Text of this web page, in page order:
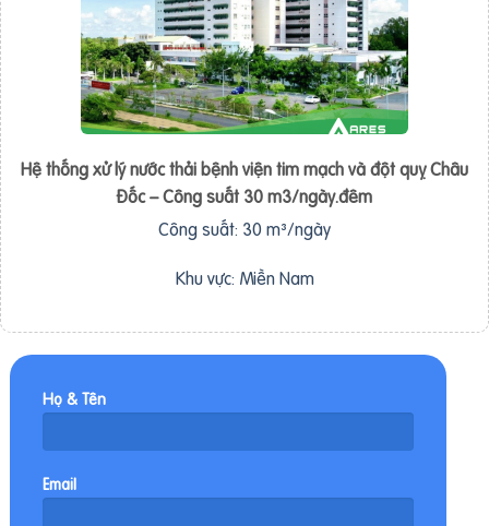
Hệ thống xử lý nước thải bệnh viện tim mạch và đột quỵ Châu
Đốc – Công suất 30 m3/ngày.đêm
Công suất: 30 m³/ngày
Khu vực: Miền Nam
Họ & Tên
Email